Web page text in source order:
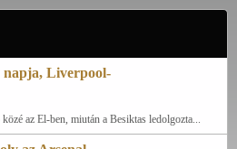
napja, Liverpool-
az El-ben, miután a Besiktas ledolgozta...